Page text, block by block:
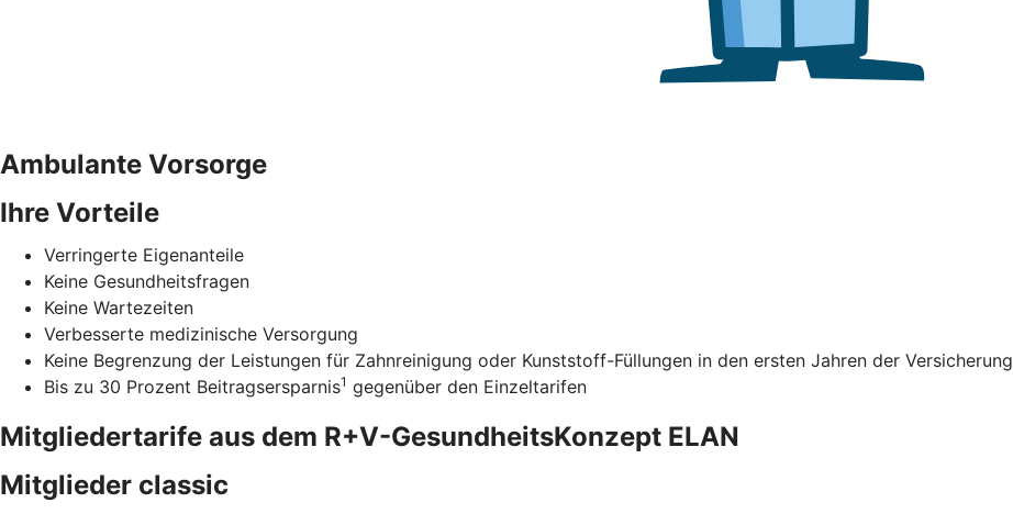
Ambulante Vorsorge
Ihre Vorteile
Verringerte Eigenanteile
Keine Gesundheitsfragen
Keine Wartezeiten
Verbesserte medizinische Versorgung
Keine Begrenzung der Leistungen für Zahnreinigung oder Kunststoff-Füllungen in den ersten Jahren der Versicherung
Bis zu 30 Prozent Beitragsersparnis1 gegenüber den Einzeltarifen
Mitgliedertarife aus dem R+V-GesundheitsKonzept ELAN
Mitglieder classic